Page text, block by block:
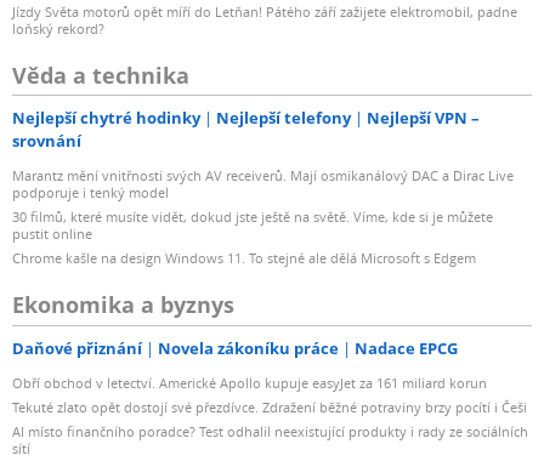
Jízdy Světa motorů opět míří do Letňan! Pátého září zažijete elektromobil, padne
loňský rekord?
Věda a technika
Nejlepší chytré hodinky Nejlepší telefony
Nejlepší VPN –
srovnání
Marantz mění vnitřnosti svých AV receiverů. Mají osmikanálový DAC a Dirac Live
podporuje i tenký model
30 filmů, které musíte vidět, dokud jste ještě na světě. Víme, kde si je můžete
pustit online
Chrome kašle na design Windows 11. To stejné ale dělá Microsoft s Edgem
Ekonomika a byznys
Daňové přiznání Novela zákoníku práce Nadace EPCG
Obří obchod v letectví. Americké Apollo kupuje easyJet za 161 miliard korun
Tekuté zlato opět dostojí své přezdívce. Zdražení běžné potraviny brzy pocítí i Češi
AI místo finančního poradce? Test odhalil neexistující produkty i rady ze sociálních
sítí